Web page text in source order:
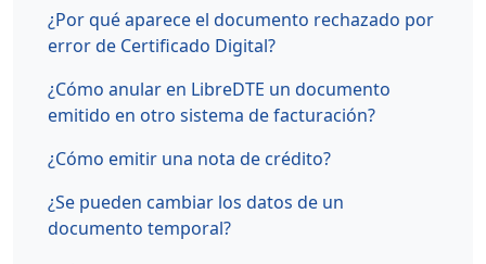
¿Por qué aparece el documento rechazado por
error de Certificado Digital?
¿Cómo anular en LibreDTE un documento
emitido en otro sistema de facturación?
¿Cómo emitir una nota de crédito?
¿Se pueden cambiar los datos de un
documento temporal?